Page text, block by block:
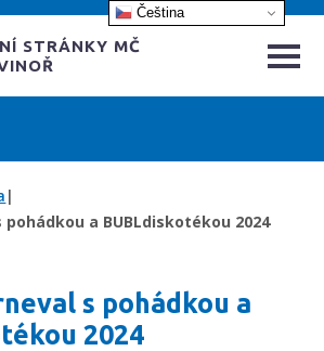
STRÁNKY MČ
|
a BUBLdiskotékou 2024
s pohádkou a
2024
Čeština‎